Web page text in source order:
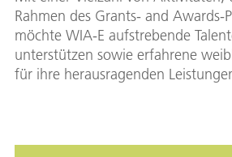
Rahmen des Grants- and Awards-
möchte WIA-E aufstrebende
unterstützen sowie erfahrene
für ihre herausragenden